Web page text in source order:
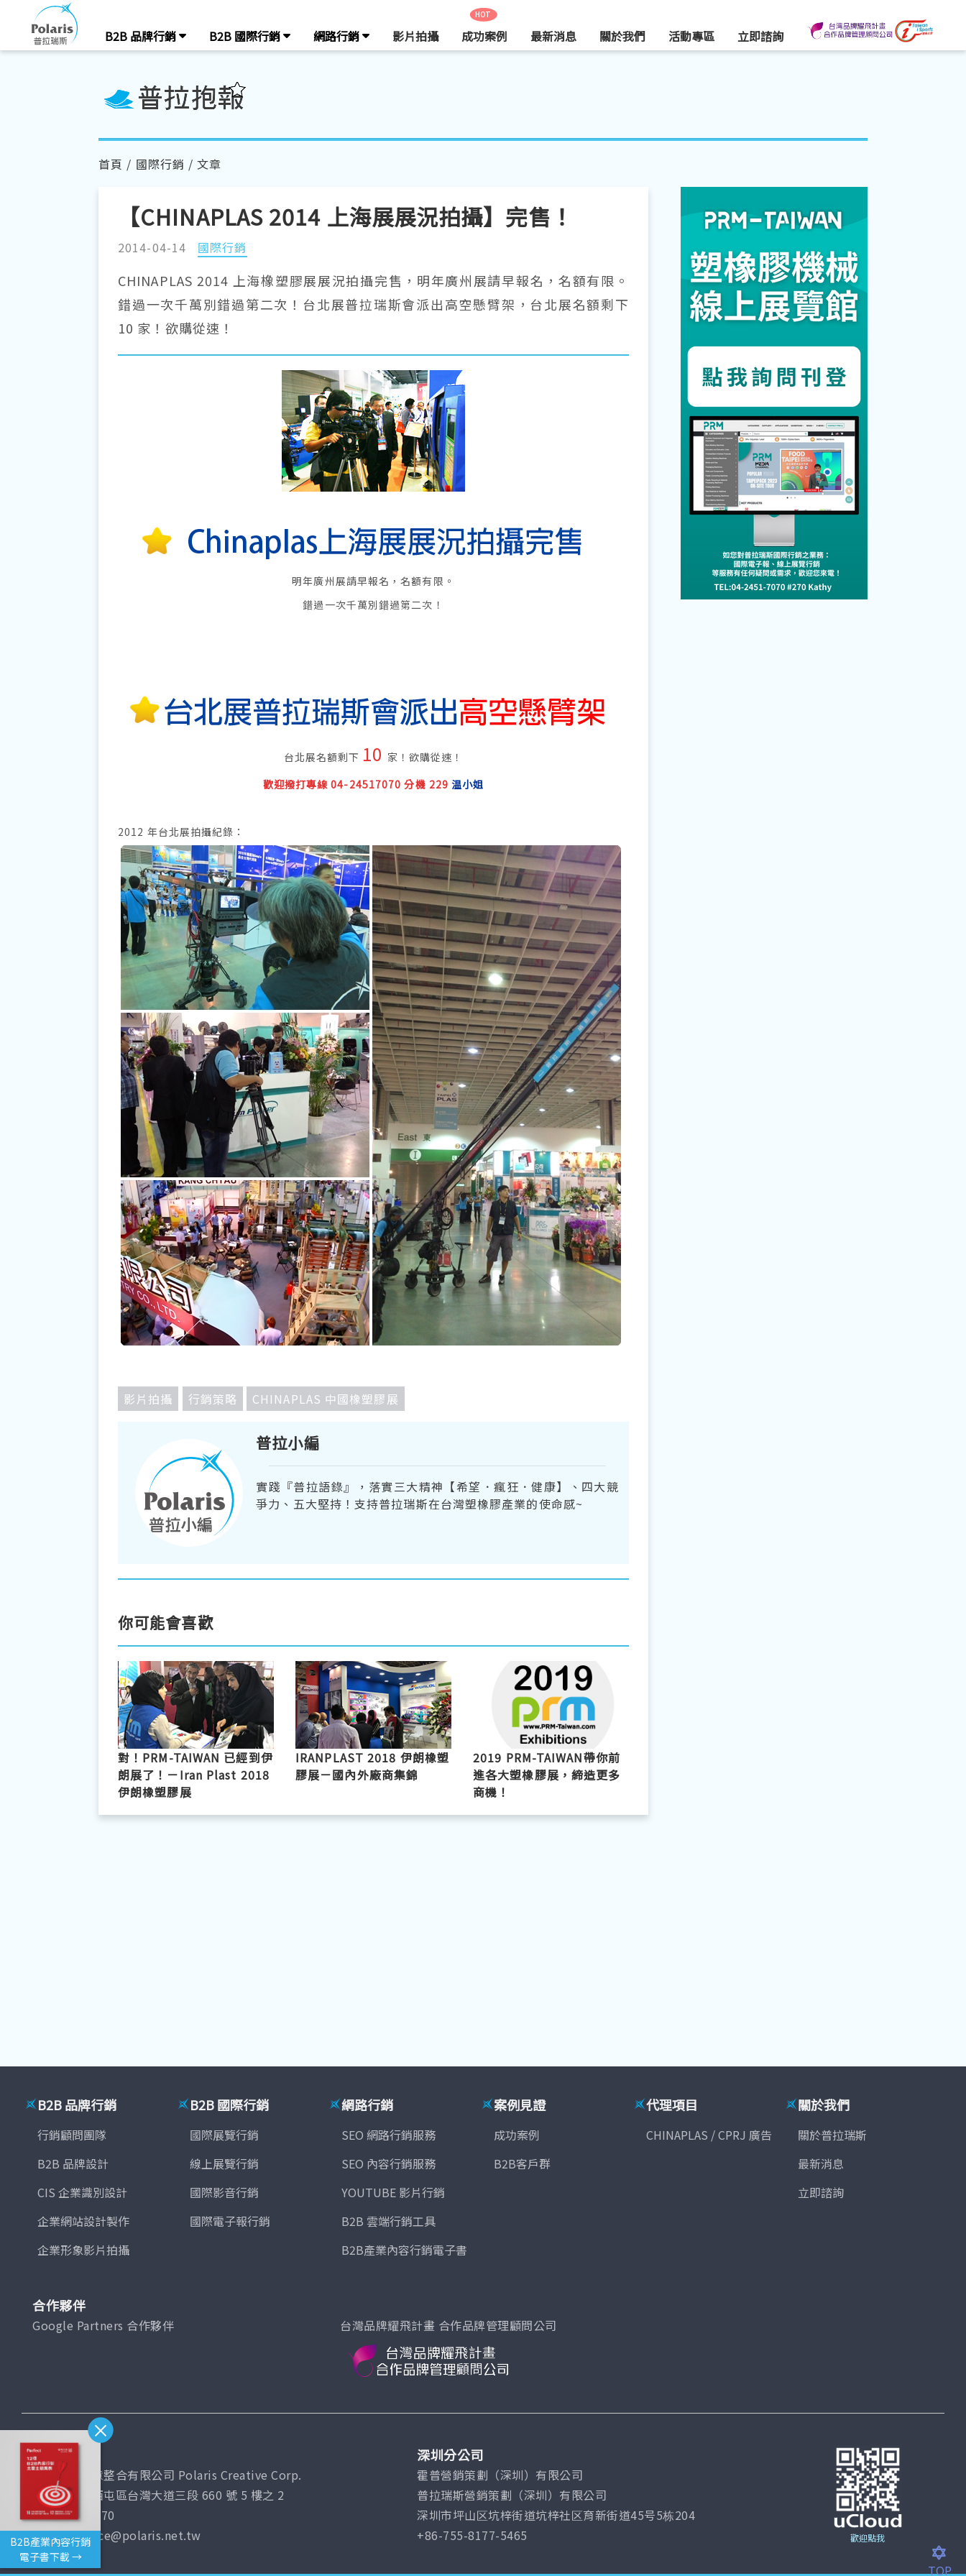
B2B 品牌行銷 B2B 國際行銷 網路行銷 影片拍攝
HOT
成功案例 最新消息 關於我們 活動專區 立即諮詢
B2B產業內容行銷
電子書下載 →
首頁 / 國際行銷 / 文章
【CHINAPLAS 2014 上海展展況拍攝】完售！
2014-04-14 國際行銷
CHINAPLAS 2014 上海橡塑膠展展況拍攝完售，明年廣州展請早報名，名額有限。
錯過一次千萬別錯過第二次！台北展普拉瑞斯會派出高空懸臂架，台北展名額剩下
10 家！欲購從速！
明年廣州展請早報名，名額有限。
錯過一次千萬別錯過第二次！
台北展名額剩下 10 家！欲購從速！
歡迎撥打專線 04-24517070 分機 229温小姐
2012 年台北展拍攝紀錄：
影片拍攝 行銷策略 CHINAPLAS 中國橡塑膠展
普拉小編
實踐『普拉語錄』，落實三大精神【希望．瘋狂．健康】、四大競
爭力、五大堅持！支持普拉瑞斯在台灣塑橡膠產業的使命感~
你可能會喜歡
對！PRM-TAIWAN 已經到伊
朗展了！－Iran Plast 2018
伊朗橡塑膠展
IRANPLAST 2018 伊朗橡塑
膠展－國內外廠商集錦
2019 PRM-TAIWAN帶你前
進各大塑橡膠展，締造更多
商機！
B2B 品牌行銷
行銷顧問團隊
B2B 品牌設計
CIS 企業識別設計
企業網站設計製作
企業形象影片拍攝
B2B 國際行銷
國際展覽行銷
線上展覽行銷
國際影音行銷
國際電子報行銷
網路行銷
SEO 網路行銷服務
SEO 內容行銷服務
YOUTUBE 影片行銷
B2B 雲端行銷工具
B2B產業內容行銷電子書
案例見證
成功案例
B2B客戶群
代理項目
CHINAPLAS / CPRJ 廣告
關於我們
關於普拉瑞斯
最新消息
立即諮詢
合作夥伴
Google Partners 合作夥伴 台灣品牌耀飛計畫 合作品牌管理顧問公司
台灣總公司
普拉瑞斯創意整合有限公司 Polaris Creative Corp.
407 台中市西屯區台灣大道三段 660 號 5 樓之 2
(04)2451-7070
Email: service@polaris.net.tw
深圳分公司
霍普營銷策劃（深圳）有限公司
普拉瑞斯營銷策劃（深圳）有限公司
深圳市坪山区坑梓街道坑梓社区育新街道45号5栋204
+86-755-8177-5465
歡迎點我
TOP